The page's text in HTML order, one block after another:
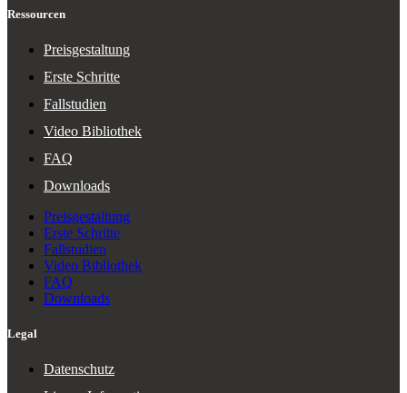
Ressourcen
Preisgestaltung
Erste Schritte
Fallstudien
Video Bibliothek
FAQ
Downloads
Preisgestaltung
Erste Schritte
Fallstudien
Video Bibliothek
FAQ
Downloads
Legal
Datenschutz